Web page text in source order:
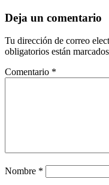
Deja un comentario
Tu dirección de correo
obligatorios están
Comentario *
Nombre *